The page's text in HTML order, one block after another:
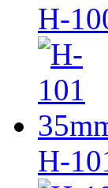
H-
H-